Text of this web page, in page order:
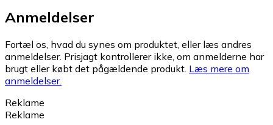
Anmeldelser
Fortæl os, hvad du synes om produktet, eller læs andres
anmeldelser. Prisjagt kontrollerer ikke, om anmelderne har
brugt eller købt det pågældende produkt. Læs mere om
anmeldelser.
Reklame
Reklame